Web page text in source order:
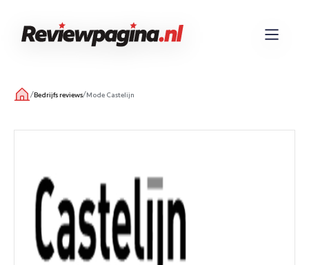
/Bedrijfs reviews/Mode Castelijn